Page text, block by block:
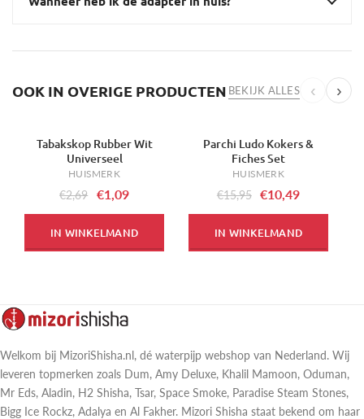
OOK IN OVERIGE PRODUCTEN BEKIJK ALLES ‹ ›
-59%
Tabakskop Rubber Wit
Universeel
HUISMERK
€2,69 €1,09
IN WINKELMAND
-34%Parchi Ludo Kokers &
Fiches Set
HUISMERK
€15,95 €10,49
IN WINKELMAND
Welkom bij MizoriShisha.nl, dé waterpijp webshop van Nederland. Wij
leveren topmerken zoals Dum, Amy Deluxe, Khalil Mamoon, Oduman,
Mr Eds, Aladin, H2 Shisha, Tsar, Space Smoke, Paradise Steam Stones,
Bigg Ice Rockz, Adalya en Al Fakher. Mizori Shisha staat bekend om haar